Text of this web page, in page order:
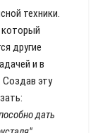
техники.
который
другие
и в
Создав эту
дать